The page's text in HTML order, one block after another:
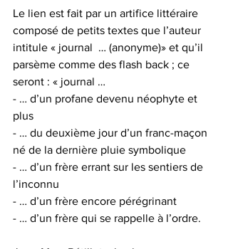
Le lien est fait par un artifice littéraire
composé de petits textes que l’auteur
intitule « journal  … (anonyme)» et qu’il
parsème comme des flash back ; ce
seront : « journal …
- … d’un profane devenu néophyte et
plus
- … du deuxième jour d’un franc-maçon
né de la dernière pluie symbolique
- … d’un frère errant sur les sentiers de
l’inconnu
- … d’un frère encore pérégrinant
- … d’un frère qui se rappelle à l’ordre.